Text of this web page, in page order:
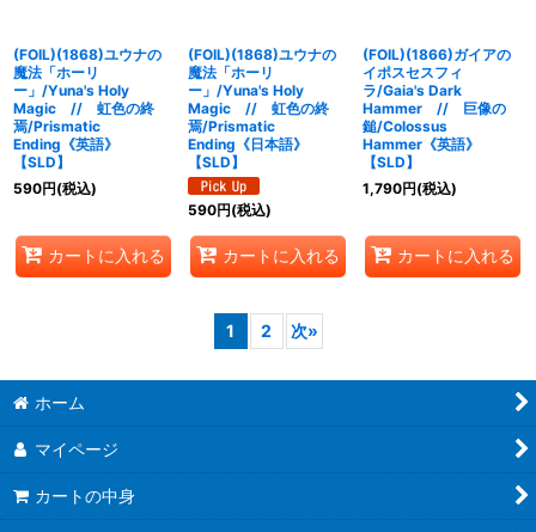
(FOIL)(1868)ユウナの
魔法「ホーリ
ー」/Yuna's Holy
Magic // 虹色の終
焉/Prismatic
Ending《英語》
【SLD】
590円(税込)
カートに入れる
(FOIL)(1868)ユウナの
魔法「ホーリ
ー」/Yuna's Holy
Magic // 虹色の終
焉/Prismatic
Ending《日本語》
【SLD】
590円(税込)
カートに入れる
(FOIL)(1866)ガイアの
イポスセスフィ
ラ/Gaia's Dark
Hammer // 巨像の
鎚/Colossus
Hammer《英語》
【SLD】
1,790円(税込)
カートに入れる
1 2 次»
ホーム
マイページ
カートの中身